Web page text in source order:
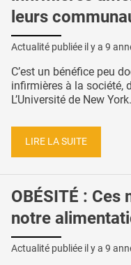
leurs
Actualité publiée il y a 9
C’est un bénéfice peu
infirmières à la société,
L’Université de New
LIRE LA SUITE
OBÉSITÉ :
notre
Actualité publiée il y a 9